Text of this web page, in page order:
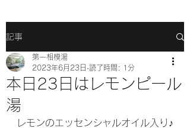
記事
本日23日はレモンピール
湯
第一相模湯
2023年6月23日 読了時間: 1分
レモンのエッセンシャルオイル入り♪